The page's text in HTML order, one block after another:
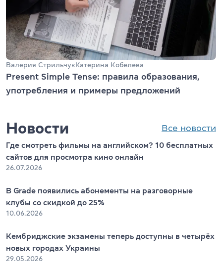
Валерия Стрильчук Катерина Кобелева
Present Simple Tense: правила образования,
употребления и примеры предложений
Новости Все новости
Где смотреть фильмы на английском? 10 бесплатных
сайтов для просмотра кино онлайн
26.07.2026
В Grade появились абонементы на разговорные
клубы со скидкой до 25%
10.06.2026
Кембриджские экзамены теперь доступны в четырёх
новых городах Украины
29.05.2026